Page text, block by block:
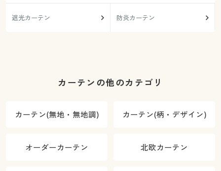
遮光カーテン 防炎カーテン
カーテンの他のカテゴリ
カーテン(無地・無地調) カーテン(柄・デザイン)
オーダーカーテン 北欧カーテン